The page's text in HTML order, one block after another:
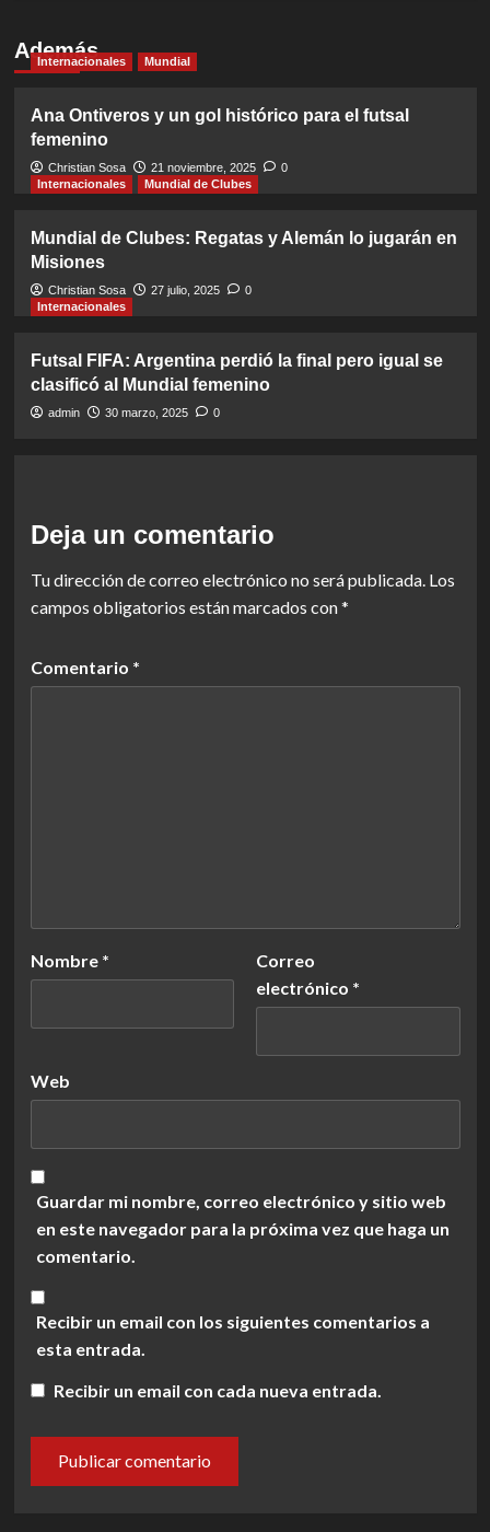
Además
Internacionales Mundial
Ana Ontiveros y un gol histórico para el futsal
femenino
Christian Sosa 21 noviembre, 2025
0
Internacionales
Mundial de Clubes
Mundial de Clubes: Regatas y Alemán lo jugarán en
Misiones
Christian Sosa 27 julio, 2025
0
Internacionales
Futsal FIFA: Argentina perdió la final pero igual se
clasificó al Mundial femenino
admin 30 marzo, 2025 0
Deja un comentario
Tu dirección de correo electrónico no será publicada. Los
campos obligatorios están marcados con*
Comentario *
Nombre *
Correo
electrónico *
Web
Guardar mi nombre, correo electrónico y sitio web
en este navegador para la próxima vez que haga un
comentario.
Recibir un email con los siguientes comentarios a
esta entrada.
Recibir un email con cada nueva entrada.